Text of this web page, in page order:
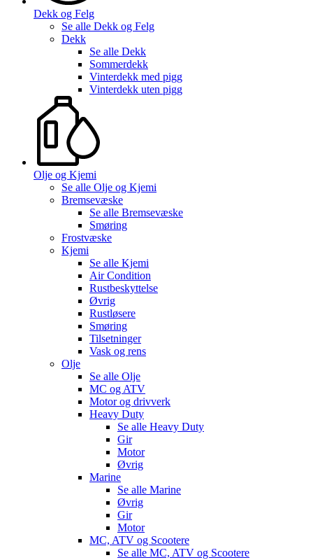
Dekk og Felg
Se alle Dekk og Felg
Dekk
Se alle Dekk
Sommerdekk
Vinterdekk med pigg
Vinterdekk uten pigg
Olje og Kjemi
Se alle Olje og Kjemi
Bremsevæske
Se alle Bremsevæske
Smøring
Frostvæske
Kjemi
Se alle Kjemi
Air Condition
Rustbeskyttelse
Øvrig
Rustløsere
Smøring
Tilsetninger
Vask og rens
Olje
Se alle Olje
MC og ATV
Motor og drivverk
Heavy Duty
Se alle Heavy Duty
Gir
Motor
Øvrig
Marine
Se alle Marine
Øvrig
Gir
Motor
MC, ATV og Scootere
Se alle MC, ATV og Scootere